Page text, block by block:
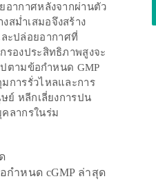
อากาศหลังจากผ่านตัว
สม่ำเสมอจึงสร้าง
ะปล่อยอากาศที่
รองประสิทธิภาพสูงจะ
ตามข้อกำหนด GMP
การรั่วไหลและการ
ย์ หลีกเลี่ยงการปน
ลากรในร่ม
ำหนด cGMP ล่าสุด